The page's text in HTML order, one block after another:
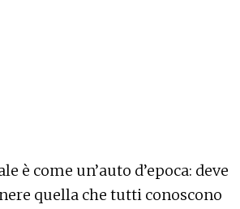
è come un’auto d’epoca: deve
quella che tutti conoscono